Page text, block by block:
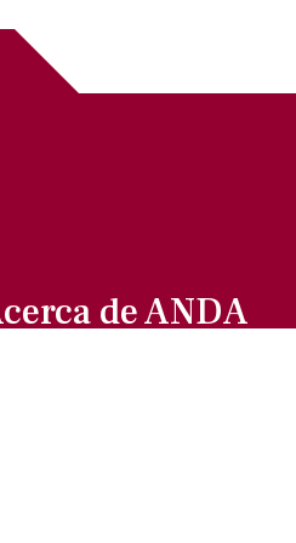
de ANDA